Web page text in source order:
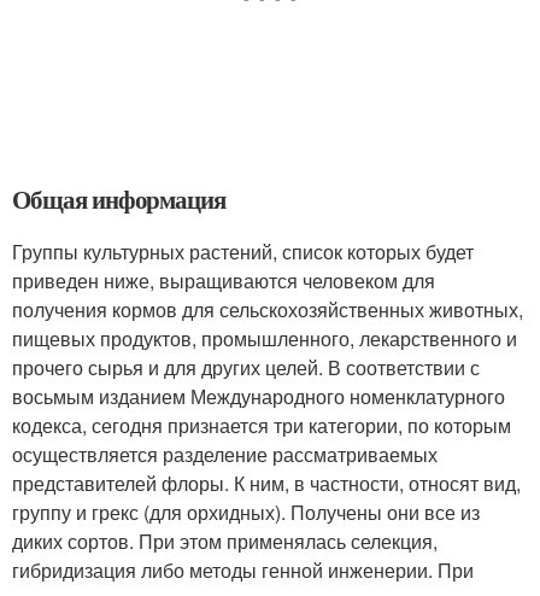
Общая информация
Группы культурных растений, список которых будет
приведен ниже, выращиваются человеком для
получения кормов для сельскохозяйственных животных,
пищевых продуктов, промышленного, лекарственного и
прочего сырья и для других целей. В соответствии с
восьмым изданием Международного номенклатурного
кодекса, сегодня признается три категории, по которым
осуществляется разделение рассматриваемых
представителей флоры. К ним, в частности, относят вид,
группу и грекс (для орхидных). Получены они все из
диких сортов. При этом применялась селекция,
гибридизация либо методы генной инженерии. При